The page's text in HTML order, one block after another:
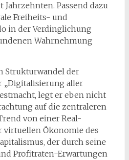
Jahrzehnten. Passend dazu
Freiheits- und
in der Verdinglichung
Wahrnehmung
Strukturwandel der
„Digitalisierung aller
legt er eben nicht
auf die zentraleren
von einer Real-
virtuellen Ökonomie des
der durch seine
Profitraten-Erwartungen